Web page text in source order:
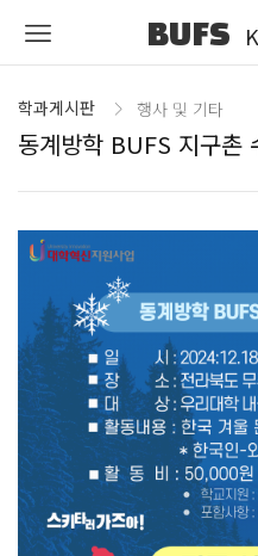
BUFS
학과게시판 행사 및 기타
동계방학 BUFS 지구촌